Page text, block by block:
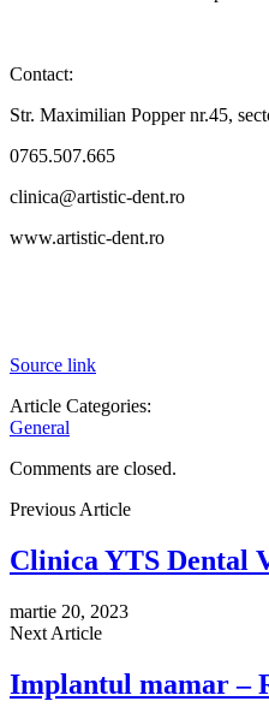
Contact:
Str. Maximilian Popper nr.45,
0765.507.665
clinica@artistic-dent.ro
www.artistic-dent.ro
Source link
Article Categories:
General
Comments are closed.
Previous Article
Clinica YTS Dental
martie 20, 2023
Next Article
Implantul mamar –